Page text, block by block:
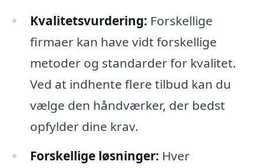
Kvalitetsvurdering: Forskellige
firmaer kan have vidt forskellige
metoder og standarder for kvalitet.
Ved at indhente flere tilbud kan du
vælge den håndværker, der bedst
opfylder dine krav.
Forskellige løsninger: Hver